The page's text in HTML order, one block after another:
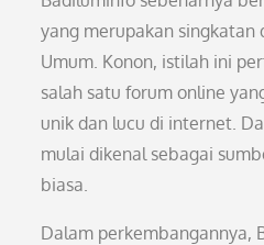
yang merupakan singkatan
Umum. Konon, istilah ini
salah satu forum online
unik dan lucu di internet.
mulai dikenal sebagai
biasa.
Dalam perkembangannya,